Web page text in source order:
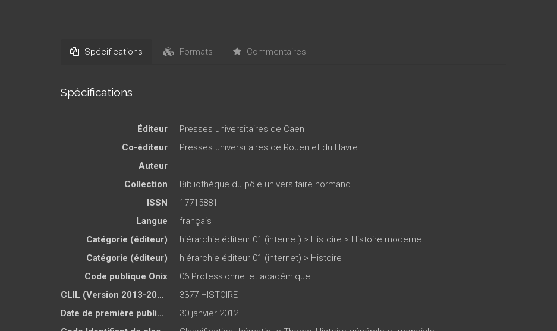
Spécifications Formats Commentaires
Spécifications
Éditeur
Presses universitaires de Caen
Co-éditeur
Presses universitaires de Rouen et du Havre
Auteur
Collection
Bibliothèque du pôle universitaire normand
ISSN
17715881
Langue
français
Catégorie (éditeur)
hiérarchie éditeur 01 (internet) > Histoire > Histoire moderne
Catégorie (éditeur)
hiérarchie éditeur 01 (internet) > Histoire
Code publique Onix
06 Professionnel et académique
CLIL (Version 2013-2019 )
3377 HISTOIRE
Date de première publication du titre
30 janvier 2012